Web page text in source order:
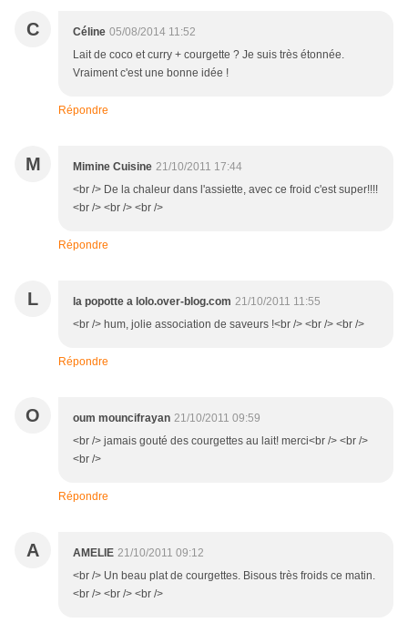
C Céline 05/08/2014 11:52
Lait de coco et curry + courgette ? Je suis très étonnée.
Vraiment c'est une bonne idée !
Répondre
M Mimine Cuisine 21/10/2011 17:44
<br /> De la chaleur dans l'assiette, avec ce froid c'est super!!!!
<br /> <br /> <br />
Répondre
L la popotte a lolo.over-blog.com 21/10/2011 11:55
<br /> hum, jolie association de saveurs !<br /> <br /> <br />
Répondre
O oum mouncifrayan 21/10/2011 09:59
<br /> jamais gouté des courgettes au lait! merci<br /> <br />
<br />
Répondre
A AMELIE 21/10/2011 09:12
<br /> Un beau plat de courgettes. Bisous très froids ce matin.
<br /> <br /> <br />